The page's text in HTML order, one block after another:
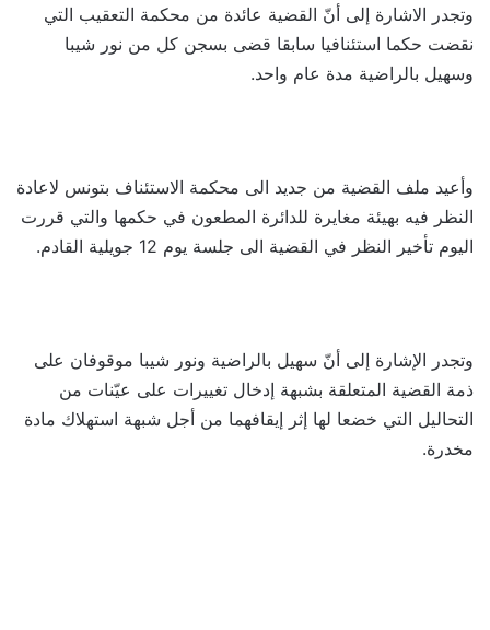
وتجدر الاشارة إلى أنّ القضية عائدة من محكمة التعقيب التي
نقضت حكما استئنافيا سابقا قضى بسجن كل من نور شيبا
وسهيل بالراضية مدة عام واحد.
وأعيد ملف القضية من جديد الى محكمة الاستئناف بتونس لاعادة
النظر فيه بهيئة مغايرة للدائرة المطعون في حكمها والتي قررت
اليوم تأخير النظر في القضية الى جلسة يوم 12 جويلية القادم.
وتجدر الإشارة إلى أنّ سهيل بالراضية ونور شيبا موقوفان على
ذمة القضية المتعلقة بشبهة إدخال تغييرات على عيّنات من
التحاليل التي خضعا لها إثر إيقافهما من أجل شبهة استهلاك مادة
مخدرة.